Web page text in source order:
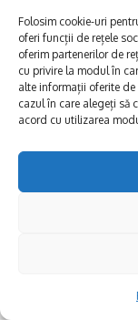
Folosim cookie-uri
oferi funcții de rețele
oferim partenerilor de
cu privire la modul în
alte informații oferite
cazul în care alegeți să
acord cu utilizarea
E xplorăm
Explorăm valorile
Deltă, Litoral, cele
biserici și mănăstiri,
FRUMOASE